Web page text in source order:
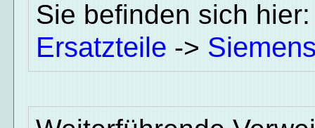
Sie befinden sich
Ersatzteile ->